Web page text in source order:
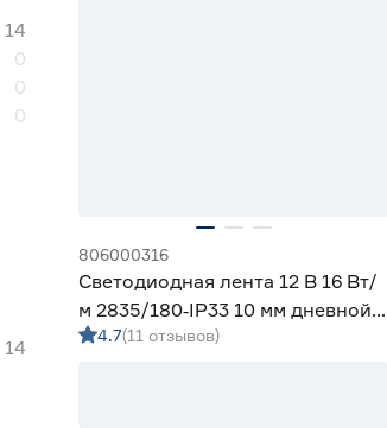
14
0
0
0
14
806000316
Светодиодная лента 12 В 16 Вт/
м 2835/180‑IP33 10 мм дневной 2
м Geniled
4.7(11 отзывов)